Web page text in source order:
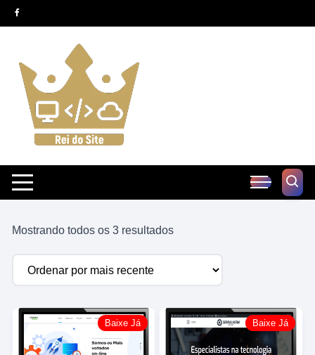
Pular
para
conteúdo
Mostrando todos os 3 resultadosClassificado
Baixe Já Baixe Já